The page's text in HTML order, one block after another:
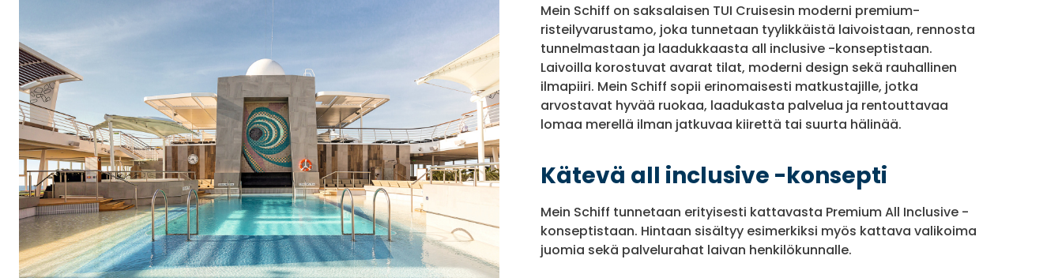
Mein Schiff on saksalaisen TUI Cruisesin moderni premium-
risteilyvarustamo, joka tunnetaan tyylikkäistä laivoistaan, rennosta
tunnelmastaan ja laadukkaasta all inclusive -konseptistaan.
Laivoilla korostuvat avarat tilat, moderni design sekä rauhallinen
ilmapiiri. Mein Schiff sopii erinomaisesti matkustajille, jotka
arvostavat hyvää ruokaa, laadukasta palvelua ja rentouttavaa
lomaa merellä ilman jatkuvaa kiirettä tai suurta hälinää.
Kätevä all inclusive -konsepti
Mein Schiff tunnetaan erityisesti kattavasta Premium All Inclusive -
konseptistaan. Hintaan sisältyy esimerkiksi myös kattava valikoima
juomia sekä palvelurahat laivan henkilökunnalle.